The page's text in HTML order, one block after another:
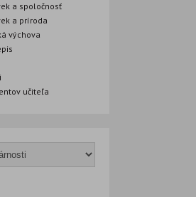
a spoločnosť
a príroda
výchova
učiteľa